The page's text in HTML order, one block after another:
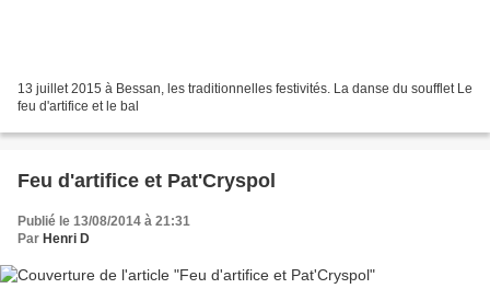
13 juillet 2015 à Bessan, les traditionnelles festivités. La danse du soufflet Le
feu d'artifice et le bal
Feu d'artifice et Pat'Cryspol
Publié le 13/08/2014 à 21:31
Par Henri D